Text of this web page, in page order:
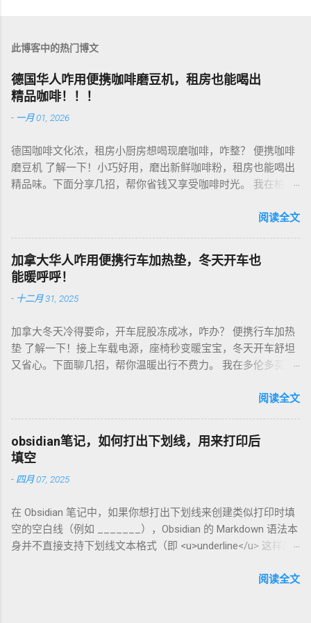
此博客中的热门博文
德国华人咋用便携咖啡磨豆机，租房也能喝出
精品咖啡！！！
- 一月 01, 2026
德国咖啡文化浓，租房小厨房想喝现磨咖啡，咋整？ 便携咖啡
磨豆机 了解一下！小巧好用，磨出新鲜咖啡粉，租房也能喝出
精品味。下面分享几招，帮你省钱又享受咖啡时光。 我在柏林
挑磨豆机看磨芯，陶瓷的耐用不发热，像Hario、Porlex这些牌
邻居可能嫌吵…… 磨豆有讲究。粗磨适合法压壶，细磨适合意式
咖啡机，App上查磨豆粗细对照表，新手不翻车。我每周磨一
次，存密封罐，早上冲杯咖啡，香到飞起！德国超市咖啡豆
贵，网购Amazon.de或本地咖啡店促销，10欧元买半磅好豆，
欧元搞定。华人微信群也有二手交易，20欧元能淘好货。 便携
咖啡磨豆机 让德国华人租房也能喝精品咖啡，赶紧试试，生活
更有味！
阅读全文
加拿大华人咋用便携行车加热垫，冬天开车也
能暖呼呼！
- 十二月 31, 2025
加拿大冬天冷得要命，开车屁股冻成冰，咋办？ 便携行车加热
垫 了解一下！接上车载电源，座椅秒变暖宝宝，冬天开车舒坦
又省心。下面聊几招，帮你温暖出行不费力。 我在多伦多买了
质，绒布的舒服又耐用，像Wagan、Comfier这些牌子，加热快
车座尺寸，通用款最省心。 用的时候简单到爆。插上车载
USB，5分钟座椅热乎乎，开长途都不冷。我在卡尔加里雪天开
车，加热垫开低档，20分钟省油又暖和。搭配个方向盘套，手
也不冻，安全又舒服。冬天停车后收好垫子，别让雪水弄湿，
常打折，30加币搞定。华人论坛也有二手交易，20加币能淘好
货。 便携行车加热垫 让加拿大华人冬天开车暖呼呼，赶紧入
手，出行更舒心！
阅读全文
obsidian笔记，如何打出下划线，用来打印后
填空
- 四月 07, 2025
在 Obsidian 笔记中，如果你想打出下划线来创建类似打印时填
空的空白线（例如 _______），Obsidian 的 Markdown 语法本
身并不直接支持下划线文本格式（即 <u>underline</u> 这样的
以下方法实现类似效果： 方法 1：使用下划线字符 直接输入连
阅读全文